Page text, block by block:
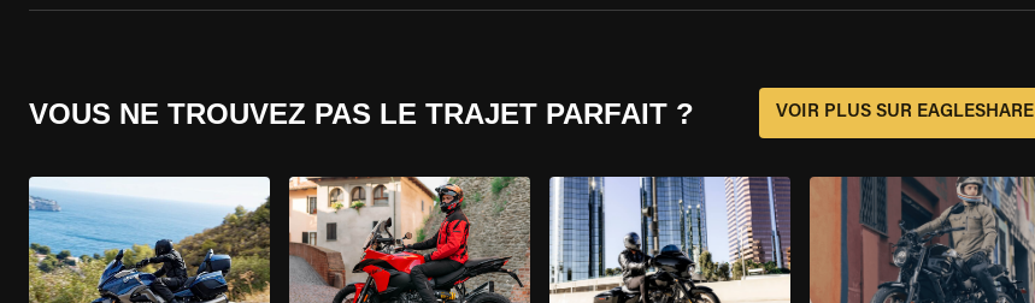
VOUS NE TROUVEZ PAS LE TRAJET PARFAIT ? VOIR PLUS SUR EAGLESHARE